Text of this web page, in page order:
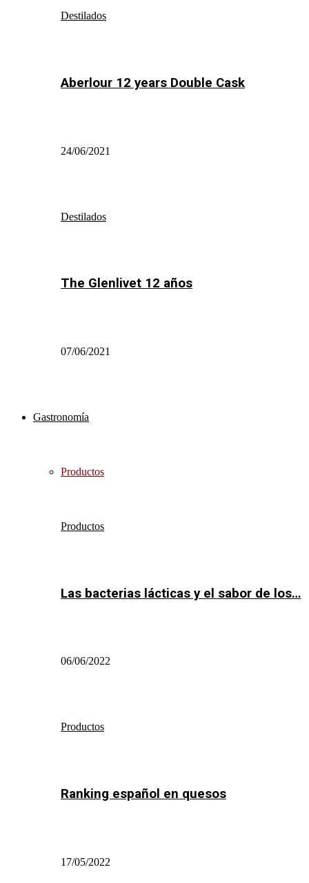
Destilados
Aberlour 12 years Double Cask
24/06/2021
Destilados
The Glenlivet 12 años
07/06/2021
Gastronomía
Productos
Productos
Las bacterias lácticas y el sabor de los…
06/06/2022
Productos
Ranking español en quesos
17/05/2022